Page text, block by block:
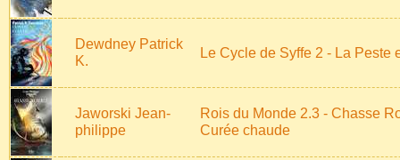
Dewdney Patrick
K.
Le Cycle de Syffe 2 - La Peste
Jaworski Jean-
philippe
Rois du Monde 2.3 - Chasse
Curée chaude